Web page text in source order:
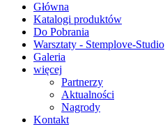
Główna
Katalogi produktów
Do Pobrania
Warsztaty - Stemplove-Studio
Galeria
więcej
Partnerzy
Aktualności
Nagrody
Kontakt